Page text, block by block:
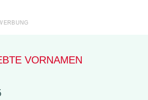
VORNAMEN